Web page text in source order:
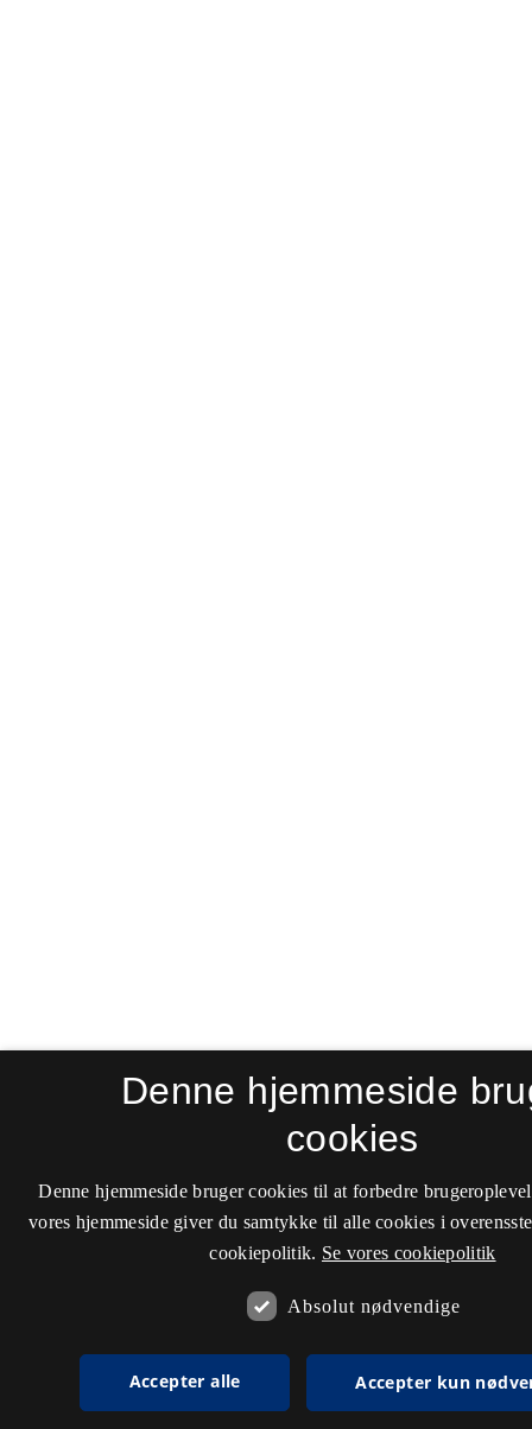
Denne hjemmeside
cookies
Denne hjemmeside bruger cookies til at forbedre
vores hjemmeside giver du samtykke til alle cookies i
cookiepolitik. Se vores cookiepolitik
Absolut nødvendige
Accepter alle Accepter kun